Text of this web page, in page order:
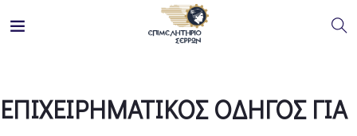
ΕΠΙΧΕΙΡΗΜΑΤΙΚΟΣ ΟΔΗΓΟΣ ΓΙΑ